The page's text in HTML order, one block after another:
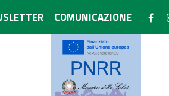
COMUNICAZIONE